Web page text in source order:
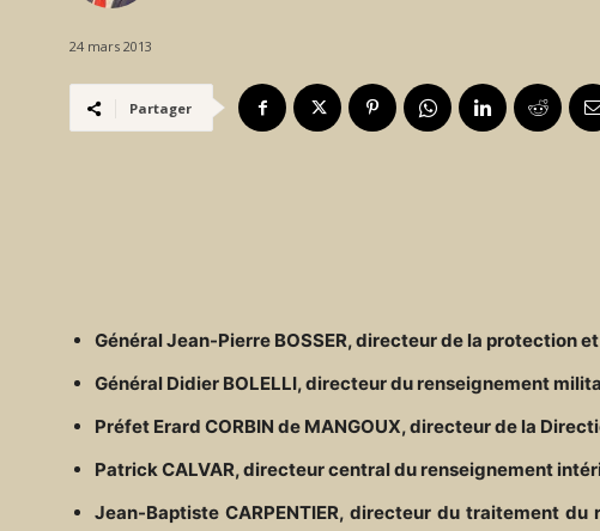
24 mars 2013
Partager
Général Jean-Pierre BOSSER, directeur de la protection
Général Didier BOLELLI, directeur du renseignement
Préfet Erard CORBIN de MANGOUX, directeur de la
Patrick CALVAR, directeur central du renseignement
Jean-Baptiste CARPENTIER, directeur du traitement